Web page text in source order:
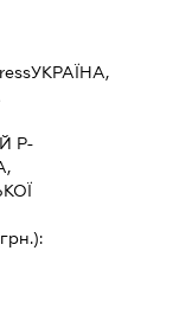
УКРАЇНА,
Р-